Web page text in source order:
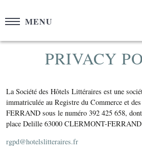
MENU
PRIVACY
La Société des Hôtels Littéraires est une
immatriculée au Registre du Commerce et
FERRAND sous le numéro 392 425 658,
place Delille 63000 CLERMONT-
rgpd@hotelslitteraires.fr